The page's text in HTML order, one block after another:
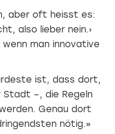
aber oft heisst es:
also lieber nein.›
man innovative
ist, dass dort,
–, die Regeln
Genau dort
nötig.»